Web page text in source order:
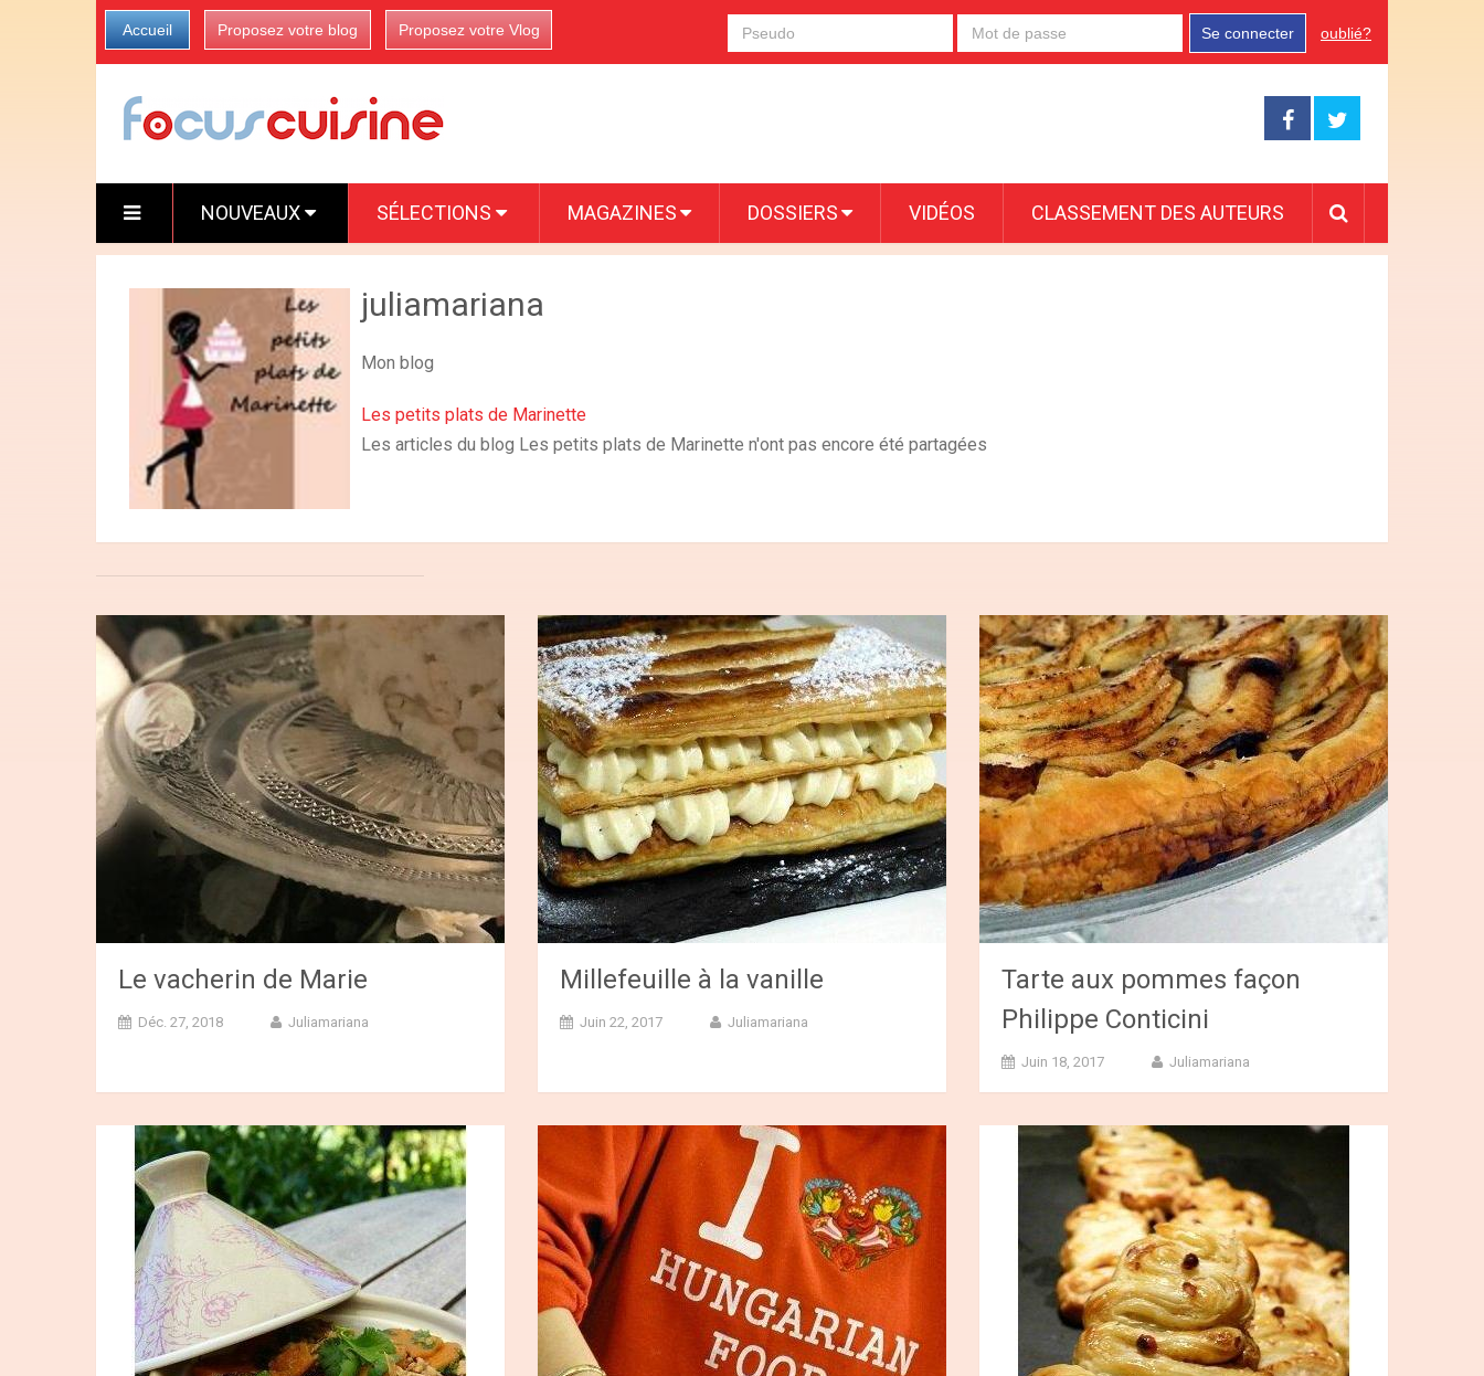
Accueil Proposez votre blog Proposez votre Vlog Se connecter oublié?
NOUVEAUX SÉLECTIONS MAGAZINES DOSSIERS VIDÉOS CLASSEMENT DES AUTEURS
juliamariana
Mon blog
Les petits plats de Marinette
Les articles du blog Les petits plats de Marinette n'ont pas encore été partagées
Le vacherin de Marie
Déc. 27, 2018 Juliamariana
Millefeuille à la vanille
Juin 22, 2017 Juliamariana
Tarte aux pommes façon
Philippe Conticini
Juin 18, 2017 Juliamariana